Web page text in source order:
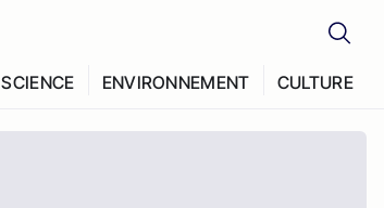
SCIENCE ENVIRONNEMENT CULTURE